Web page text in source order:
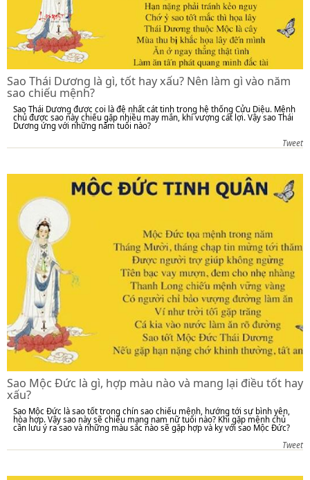
Sao Thái Dương là gì, tốt hay xấu? Nên làm gì vào năm
sao chiếu mệnh?
Sao Thái Dương được coi là đệ nhất cát tinh trong hệ thống Cửu Diệu. Mệnh
chủ được sao này chiếu gặp nhiều may mắn, khí vượng cát lợi. Vậy sao Thái
Dương ứng với những năm tuổi nào?
Tweet
Sao Mộc Đức là gì, hợp màu nào và mang lại điều tốt hay
xấu?
Sao Mộc Đức là sao tốt trong chín sao chiếu mệnh, hướng tới sự bình yên,
hòa hợp. Vậy sao này sẽ chiếu mạng nam nữ tuổi nào? Khi gặp mệnh chủ
cần lưu ý ra sao và những màu sắc nào sẽ gặp hợp và kỵ với sao Mộc Đức?
Tweet